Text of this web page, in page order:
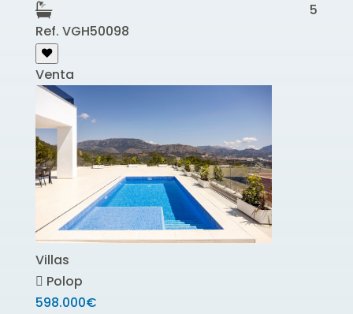
5
Ref. VGH50098
Venta
Villas
Polop
598.000€